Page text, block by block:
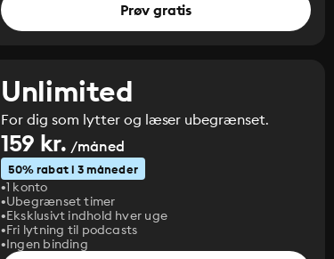
Prøv gratis
Unlimited
For dig som lytter og læser ubegrænset.
159 kr. /måned
50% rabat i 3 måneder
1 konto
Ubegrænset timer
Eksklusivt indhold hver uge
Fri lytning til podcasts
Ingen binding